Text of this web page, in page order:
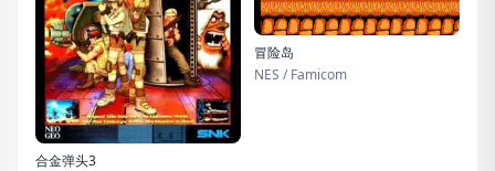
合金弹头3
冒险岛
NES / Famicom